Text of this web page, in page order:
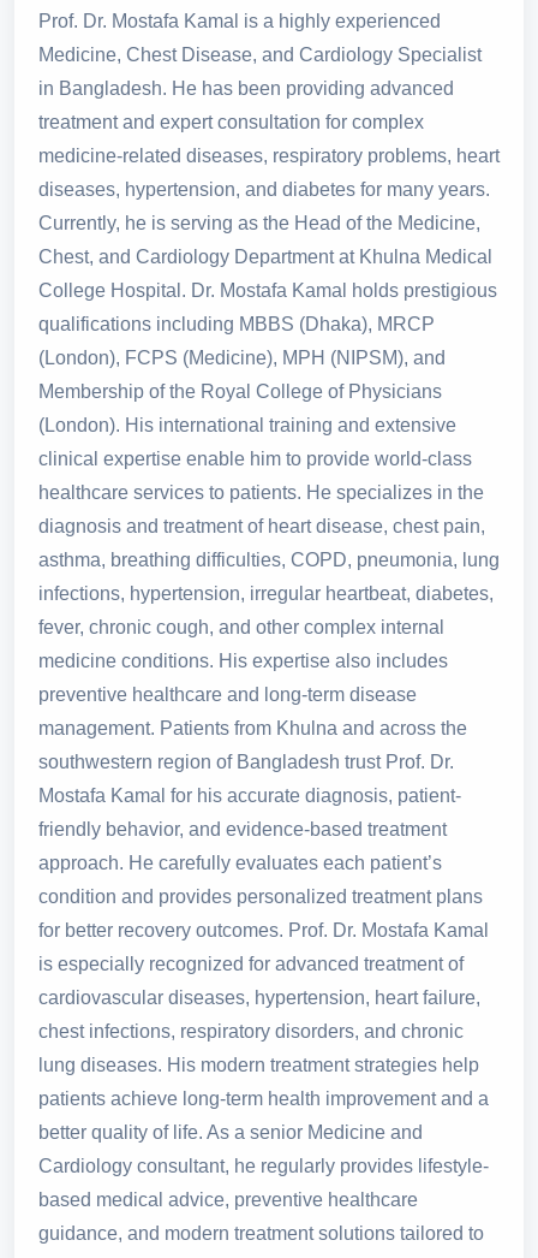
Prof. Dr. Mostafa Kamal is a highly experienced
Medicine, Chest Disease, and Cardiology Specialist
in Bangladesh. He has been providing advanced
treatment and expert consultation for complex
medicine-related diseases, respiratory problems, heart
diseases, hypertension, and diabetes for many years.
Currently, he is serving as the Head of the Medicine,
Chest, and Cardiology Department at Khulna Medical
College Hospital. Dr. Mostafa Kamal holds prestigious
qualifications including MBBS (Dhaka), MRCP
(London), FCPS (Medicine), MPH (NIPSM), and
Membership of the Royal College of Physicians
(London). His international training and extensive
clinical expertise enable him to provide world-class
healthcare services to patients. He specializes in the
diagnosis and treatment of heart disease, chest pain,
asthma, breathing difficulties, COPD, pneumonia, lung
infections, hypertension, irregular heartbeat, diabetes,
fever, chronic cough, and other complex internal
medicine conditions. His expertise also includes
preventive healthcare and long-term disease
management. Patients from Khulna and across the
southwestern region of Bangladesh trust Prof. Dr.
Mostafa Kamal for his accurate diagnosis, patient-
friendly behavior, and evidence-based treatment
approach. He carefully evaluates each patient’s
condition and provides personalized treatment plans
for better recovery outcomes. Prof. Dr. Mostafa Kamal
is especially recognized for advanced treatment of
cardiovascular diseases, hypertension, heart failure,
chest infections, respiratory disorders, and chronic
lung diseases. His modern treatment strategies help
patients achieve long-term health improvement and a
better quality of life. As a senior Medicine and
Cardiology consultant, he regularly provides lifestyle-
based medical advice, preventive healthcare
guidance, and modern treatment solutions tailored to